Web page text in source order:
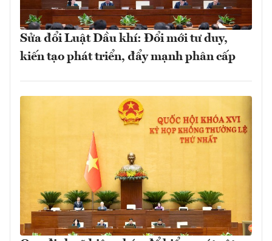
Sửa đổi Luật Dầu khí: Đổi mới tư duy,
kiến tạo phát triển, đẩy mạnh phân cấp